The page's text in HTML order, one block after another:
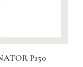
P150